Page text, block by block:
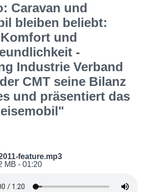
Caravan und
bleiben beliebt:
und
-
Industrie Verband
CMT seine Bilanz
und präsentiert das
feature.mp3
MB - 01:20